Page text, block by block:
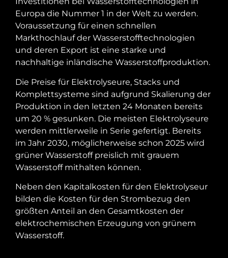
Europa die Nummer 1 in der Welt zu werden.
Voraussetzung für einen schnellen
Markthochlauf der Wasserstofftechnologien
und deren Export ist eine starke und
nachhaltige inländische Wasserstoffproduktion.
Die Preise für Elektrolyseure, Stacks und
Komplettsysteme sind aufgrund Skalierung der
Produktion in den letzten 24 Monaten bereits
um 20 % gesunken. Die meisten Elektrolyseure
werden mittlerweile in Serie gefertigt. Bereits
im Jahr 2030, möglicherweise schon 2025 wird
grüner Wasserstoff preislich mit grauem
Wasserstoff mithalten können.
Neben den Kapitalkosten für den Elektrolyseur
bilden die Kosten für den Strombezug den
größten Anteil an den Gesamtkosten der
elektrochemischen Erzeugung von grünem
Wasserstoff.